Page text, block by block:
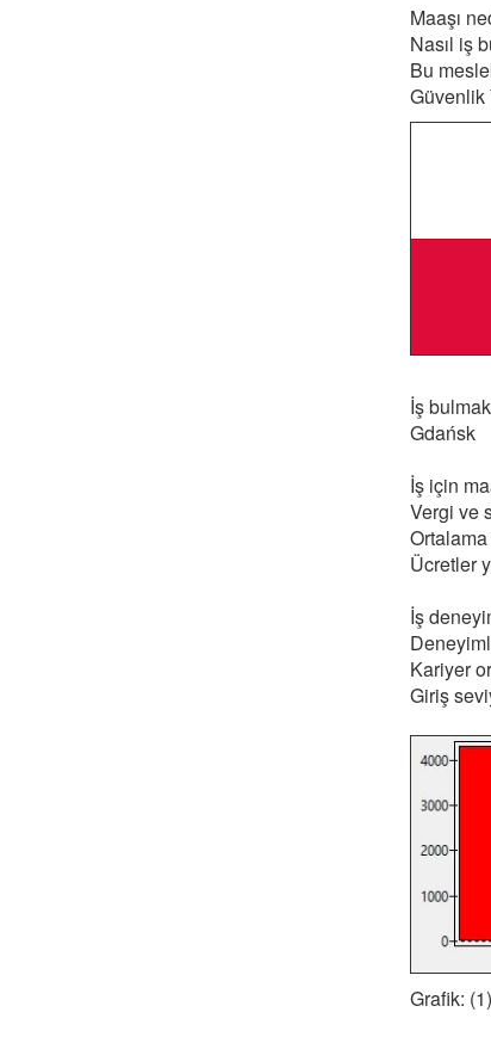
Maaşı
Nasıl iş
Bu
Güvenlik
İş
Gdańsk
İş için
Vergi ve
Ücretler
İş
Kariyer
Giriş
Grafik: